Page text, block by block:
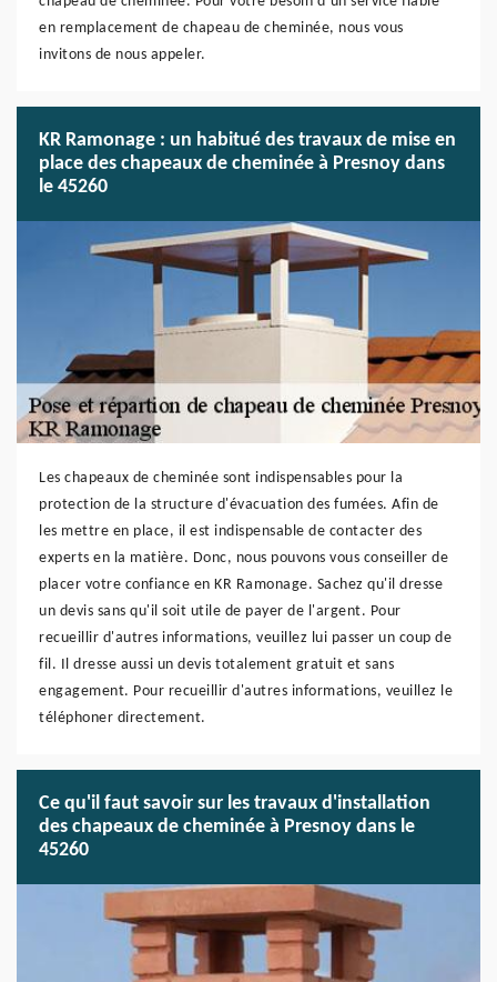
en remplacement de chapeau de cheminée, nous vous
invitons de nous appeler.
KR Ramonage : un habitué des travaux de mise en
place des chapeaux de cheminée à Presnoy dans
le 45260
Les chapeaux de cheminée sont indispensables pour la
protection de la structure d'évacuation des fumées. Afin de
les mettre en place, il est indispensable de contacter des
experts en la matière. Donc, nous pouvons vous conseiller de
placer votre confiance en KR Ramonage. Sachez qu'il dresse
un devis sans qu'il soit utile de payer de l'argent. Pour
recueillir d'autres informations, veuillez lui passer un coup de
fil. Il dresse aussi un devis totalement gratuit et sans
engagement. Pour recueillir d'autres informations, veuillez le
téléphoner directement.
Ce qu'il faut savoir sur les travaux d'installation
des chapeaux de cheminée à Presnoy dans le
45260